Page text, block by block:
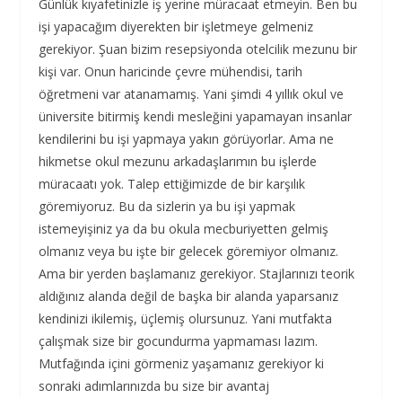
Günlük kıyafetinizle iş yerine müracaat etmeyin. Ben bu
işi yapacağım diyerekten bir işletmeye gelmeniz
gerekiyor. Şuan bizim resepsiyonda otelcilik mezunu bir
kişi var. Onun haricinde çevre mühendisi, tarih
öğretmeni var atanamamış. Yani şimdi 4 yıllık okul ve
üniversite bitirmiş kendi mesleğini yapamayan insanlar
kendilerini bu işi yapmaya yakın görüyorlar. Ama ne
hikmetse okul mezunu arkadaşlarımın bu işlerde
müracaatı yok. Talep ettiğimizde de bir karşılık
göremiyoruz. Bu da sizlerin ya bu işi yapmak
istemeyişiniz ya da bu okula mecburiyetten gelmiş
olmanız veya bu işte bir gelecek göremiyor olmanız.
Ama bir yerden başlamanız gerekiyor. Stajlarınızı teorik
aldığınız alanda değil de başka bir alanda yaparsanız
kendinizi ikilemiş, üçlemiş olursunuz. Yani mutfakta
çalışmak size bir gocundurma yapmaması lazım.
Mutfağında içini görmeniz yaşamanız gerekiyor ki
sonraki adımlarınızda bu size bir avantaj